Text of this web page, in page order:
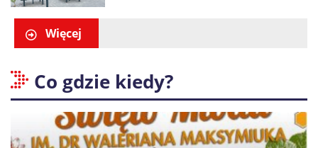
Więcej
Co gdzie kiedy?